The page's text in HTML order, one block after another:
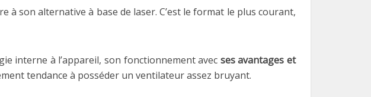
à son alternative à base de laser. C’est le format le plus courant,
interne à l’appareil, son fonctionnement avec ses avantages et
tendance à posséder un ventilateur assez bruyant.